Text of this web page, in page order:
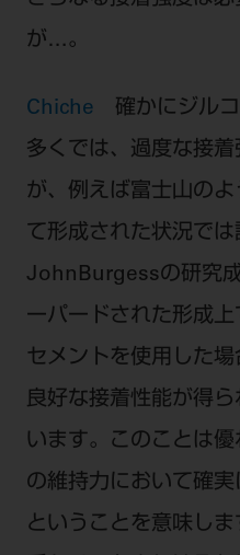
が…。
Chiche 確かにジル
多くでは、過度な接
が、例えば富士山の
て形成された状況で
JohnBurgessの研究
ーパードされた形成
セメントを使用した
良好な接着性能が得
います。このことは
の維持力において確
ということを意味し